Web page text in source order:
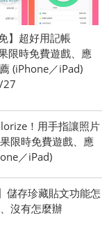
】超好用記帳
限時免費遊戲、應
(iPhone／iPad)
27
！用手指讓照片
限時免費遊戲、應
／iPad)
儲存珍藏貼文功能怎
沒有怎麼辦